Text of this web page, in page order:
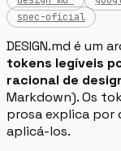
spec-oficial
DESIGN.md é um
tokens legíveis
racional de
Markdown). Os
prosa explica por
aplicá-los.